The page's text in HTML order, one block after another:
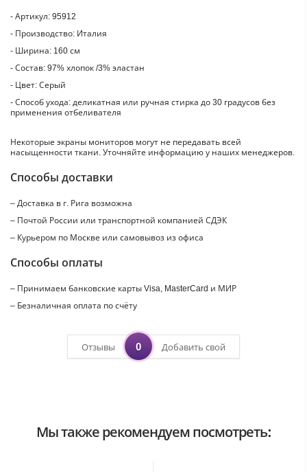
- Артикул: 95912
- Производство: Италия
- Ширина: 160 см
- Состав: 97% хлопок /3% эластан
- Цвет: Серый
- Способ ухода: деликатная или ручная стирка до 30 градусов без
применения отбеливателя
Некоторые экраны мониторов могут не передавать всей
насыщенности ткани. Уточняйте информацию у наших менеджеров.
Способы доставки
– Доставка в г. Рига возможна
– Почтой России или транспортной компанией СДЭК
– Курьером по Москве или самовывоз из офиса
Способы оплаты
– Принимаем банковские карты Visa, MasterCard и МИР
– Безналичная оплата по счёту
Отзывы 0 Добавить свой
Мы также рекомендуем посмотреть: